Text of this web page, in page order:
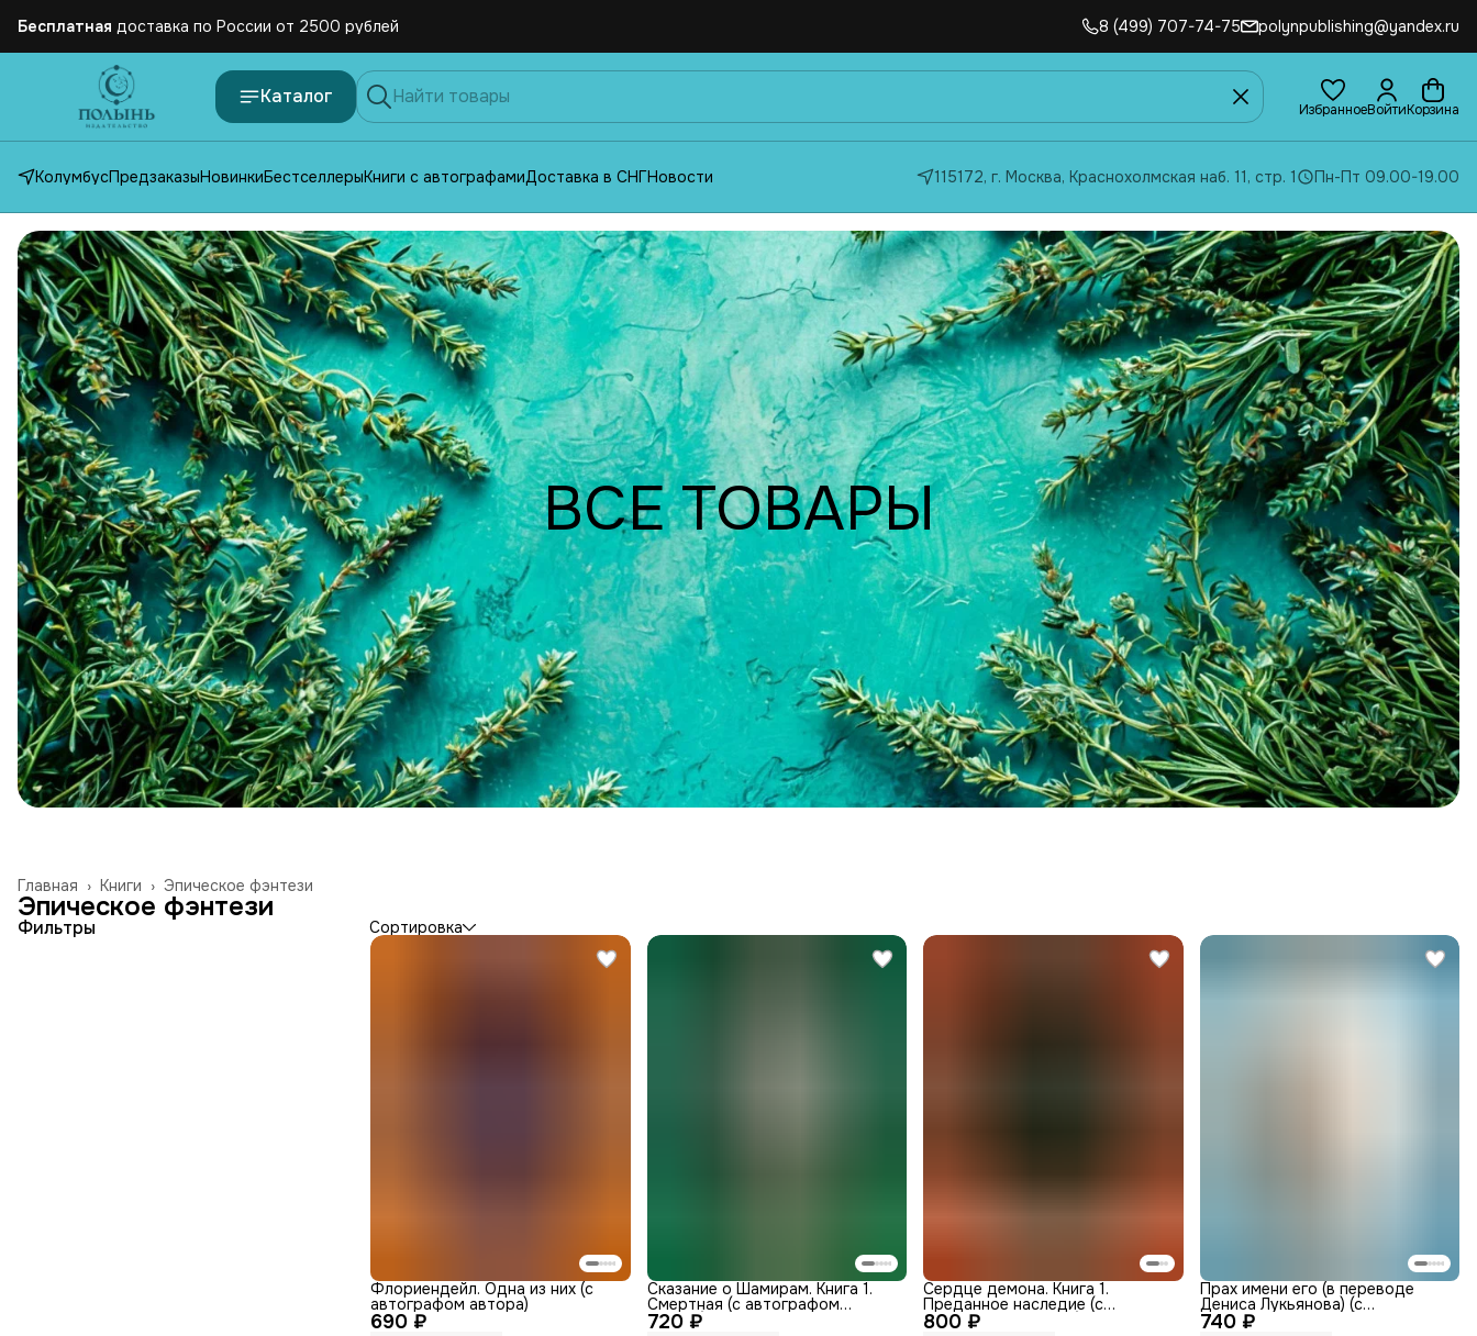
Бесплатная доставка по России от 2500 рублей 8 (499) 707-74-75 polynpublishing@yandex.ru
Каталог
ИзбранноеВойтиКорзина
КолумбусПредзаказыНовинкиБестселлерыКниги с автографамиДоставка в СНГНовости 115172, г. Москва, Краснохолмская наб. 11, стр. 1 Пн-Пт 09.00-19.00
ВСЕ ТОВАРЫ
Эпическое фэнтези
Книги ›
Главная ›
Эпическое фэнтези
Фильтры Сортировка
690 ₽
Флориендейл. Одна из них (с
автографом автора)
720 ₽
Сказание о Шамирам. Книга 1.
Смертная (с автографом
автора) 800 ₽
Сердце демона. Книга 1.
Преданное наследие (с
автографом автора) 740 ₽
Прах имени его (в переводе
Дениса Лукьянова) (с
автографом автора)